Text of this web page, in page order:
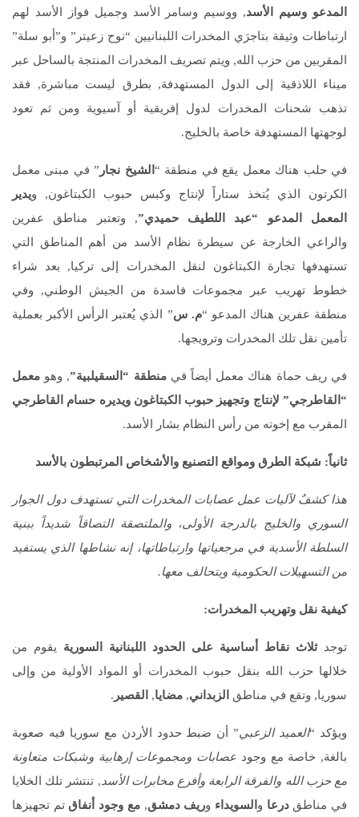
المدعو وسيم الأسد, ووسيم وسامر الأسد وجميل فواز الأسد لهم
ارتباطات وثيقة بتاجرَي المخدرات اللبنانيين “نوح زعيتر” و”أبو سلة”
المقربين من حزب الله, ويتم تصريف المخدرات المنتجة بالساحل عبر
ميناء اللاذقية إلى الدول المستهدفة, بطرق ليست مباشرة, فقد
تذهب شحنات المخدرات لدول إفريقية أو آسيوية ومن ثم تعود
لوجهتها المستهدفة خاصة بالخليج.
في حلب هناك معمل يقع في منطقة “ الشيخ نجار ” في مبنى معمل
الكرتون الذي يُتخذ ستاراً لإنتاج وكبس حبوب الكبتاغون, ويدير
المعمل المدعو “عبد اللطيف حميدي”, وتعتبر مناطق عفرين
والراعي الخارجة عن سيطرة نظام الأسد من أهم المناطق التي
تستهدفها تجارة الكبتاغون لنقل المخدرات إلى تركيا, بعد شراء
خطوط تهريب عبر مجموعات فاسدة من الجيش الوطني, وفي
منطقة عفرين هناك المدعو “م. س” الذي يُعتبر الرأس الأكبر بعملية
تأمين نقل تلك المخدرات وترويجها.
في ريف حماة هناك معمل أيضاً فيمنطقة “السقيلبية”, وهو معمل
“القاطرجي” لإنتاج وتجهيز حبوب الكبتاغون ويديره حسام القاطرجي
المقرب مع إخوته من رأس النظام بشار الأسد.
ثانياً: شبكة الطرق ومواقع التصنيع والأشخاص المرتبطون بالأسد
هذا كشفٌ لآليات عمل عصابات المخدرات التي تستهدف دول الجوار
السوري والخليج بالدرجة الأولى، والملتصقة التصاقاً شديداً ببنية
السلطة الأسدية في مرجعياتها وارتباطاتها، إنه نشاطها الذي يستفيد
من التسهيلات الحكومية ويتحالف معها.
كيفية نقل وتهريب المخدرات:
توجدثلاث نقاط أساسية على الحدود اللبنانية السورية يقوم من
خلالها حزب الله بنقل حبوب المخدرات أو المواد الأولية من وإلى
سوريا, وتقع في مناطق
الزبداني, مضايا, القصير .
ويؤكد “العميد الزعبي” أن ضبط حدود الأردن مع سوريا فيه صعوبة
بالغة, خاصة مع وجود عصابات ومجموعات إرهابية وشبكات متعاونة
مع حزب الله والفرقة الرابعة وأفرع مخابرات الأسد, تنتشر تلك الخلايا
في مناطقدرعا و السويداء وريف دمشق, مع وجود أنفاقتم تجهيزها